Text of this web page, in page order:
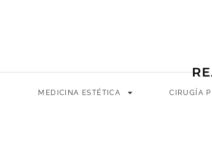
MEDICINA ESTÉTICA CIRUGÍA